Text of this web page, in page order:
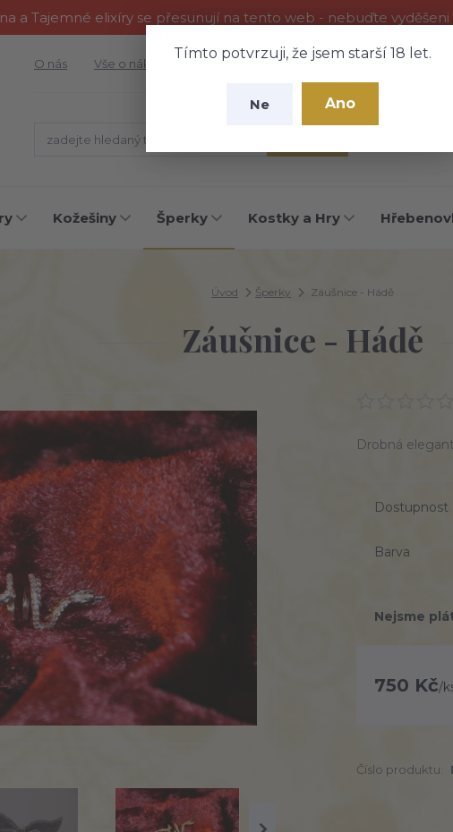
a Tajemné elixíry se přesunují na tento web - nebuďte
Tímto potvrzuji, že jsem starší 18 let.
Ne Ano
O nás Vše o nákupu Fotogalerie Kontakty
Kožešiny Šperky Kostky a Hry
Úvod Šperky Záušnice - Hádě
Záušnice - Hádě
Drobná
Dostupnost
Barva
Nejsme
750 Kč/
Číslo produktu: